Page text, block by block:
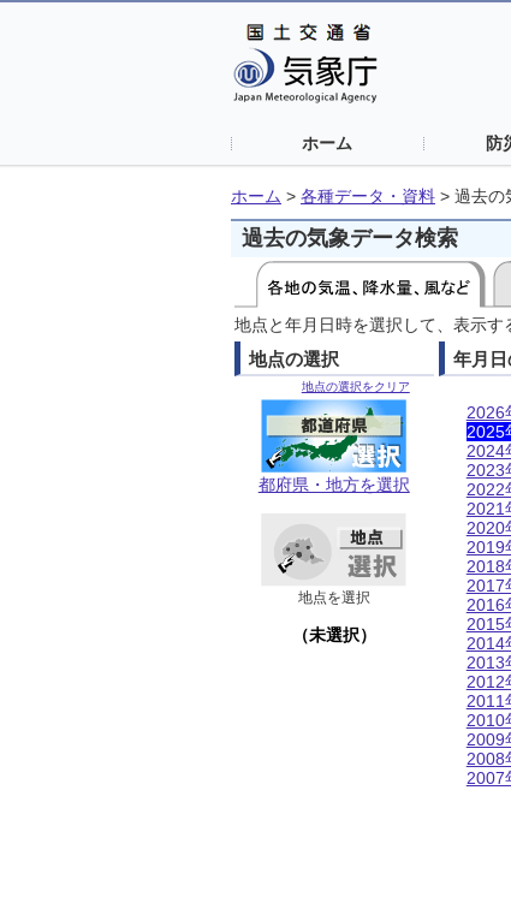
ホーム 防
ホーム > 各種データ・資料 > 過去の
過去の気象データ検索
地点と年月日時を選択して、表示す
地点の選択
地点の選択をクリア
都府県・地方を選択
地点を選択
（未選択）
年月
2026
2025
2024
2023
2022
2021
2020
2019
2018
2017
2016
2015
2014
2013
2012
2011
2010
2009
2008
2007